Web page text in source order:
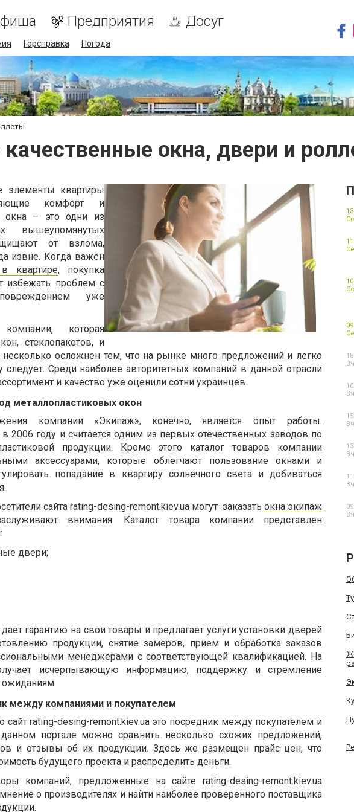
Предприятия Досуг
Горсправка Погода
окна, двери и
элементы квартиры
комфорт и
окна – это одни из
вышеупомянутых
от взлома,
извне. Когда важен
квартире, покупка
избежать проблем с
уже
которая
стеклопакетов, и
осложнен тем, что на рынке много предложений и легко
следует. Среди наиболее авторитетных компаний в данной отрасли
и качество уже оценили сотни украинцев.
металлопластиковых окон
компании «Экипаж», конечно, является опыт работы.
2006 году и считается одним из первых отечественных заводов по
продукции. Кроме этого каталог товаров компании
аксессуарами, которые облегчают пользование окнами и
попадание в квартиру солнечного света и добиваться
сайта rating-desing-remont.kiev.ua могут заказать окна экипаж
внимания. Каталог товара компании представлен
:
двери;
гарантию на свои товары и предлагает услуги установки дверей
продукции, снятие замеров, прием и обработка заказов
менеджерами с соответствующей квалификацией. На
исчерпывающую информацию, поддержку и стремление
ожиданиям.
между компаниями и покупателем
rating-desing-remont.kiev.ua это посредник между покупателем и
портале можно сравнить несколько схожих предложений,
и отзывы об их продукции. Здесь же размещен прайс цен, что
будущего проекта и распределить деньги.
компаний, предложенные на сайте rating-desing-remont.kiev.ua
о производителях и найти наиболее проверенного поставщика